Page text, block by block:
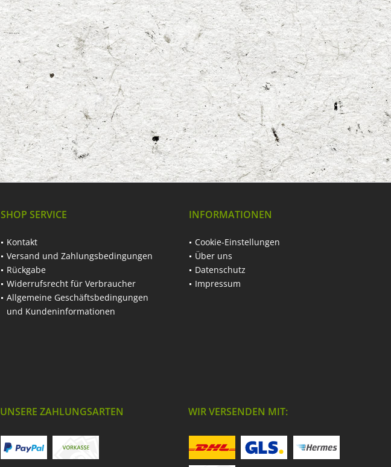
SHOP SERVICE
Kontakt
Versand und Zahlungsbedingungen
Rückgabe
Widerrufsrecht für Verbraucher
Allgemeine Geschäftsbedingungen
und Kundeninformationen
INFORMATIONEN
Cookie-Einstellungen
Über uns
Datenschutz
Impressum
UNSERE ZAHLUNGSARTEN WIR VERSENDEN MIT: